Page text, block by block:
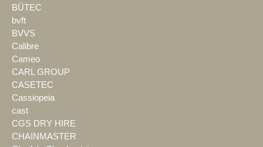
BÜTEC
bvft
BVVS
Calibre
Cameo
CARL GROUP
CASETEC
Cassiopeia
cast
CGS DRY HIRE
CHAINMASTER